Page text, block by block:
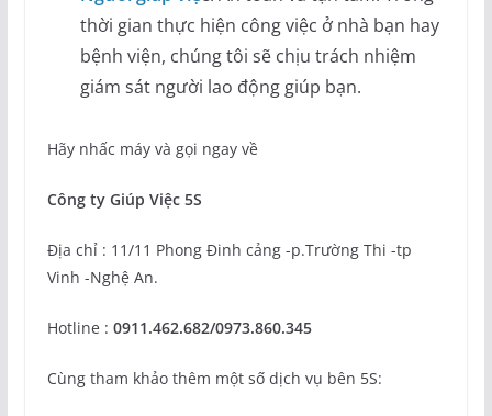
thời gian thực hiện công việc ở nhà bạn hay
bệnh viện, chúng tôi sẽ chịu trách nhiệm
giám sát người lao động giúp bạn.
Hãy nhấc máy và gọi ngay về
Công ty Giúp Việc 5S
Địa chỉ : 11/11 Phong Đinh cảng -p.Trường Thi -tp
Vinh -Nghệ An.
Hotline : 0911.462.682/0973.860.345
Cùng tham khảo thêm một số dịch vụ bên 5S: